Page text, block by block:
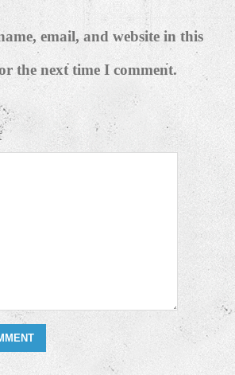
email, and website in this
the next time I comment.